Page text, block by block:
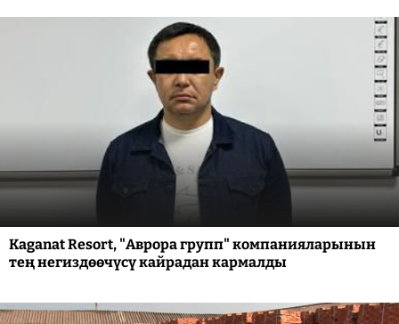
Kaganat Resort, "Аврора групп" компанияларынын
тең негиздөөчүсү кайрадан кармалды